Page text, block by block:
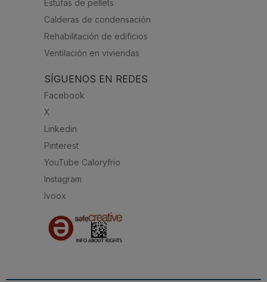
Estufas de pellets
Calderas de condensación
Rehabilitación de edificios
Ventilación en viviendas
SÍGUENOS EN REDES
Facebook
X
Linkedin
Pinterest
YouTube Caloryfrio
Instagram
Ivoox